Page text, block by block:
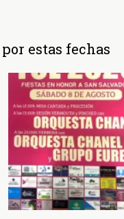
estas fechas